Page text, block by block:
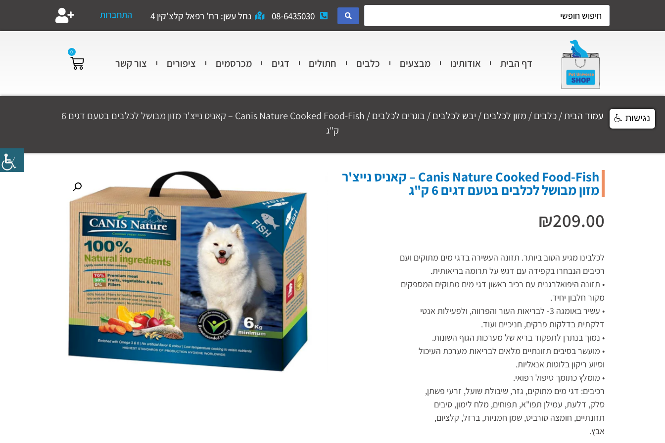
08-6435030 נחל עשן: רח’ רפאל קלצ’קין 4 התחברות
דף הבית אודותינו מבצעים כלבים חתולים דגים מכרסמים ציפורים צור קשר
0
עמוד הבית/כלבים/ מזון לכלבים/ יבש לכלבים/ בוגרים לכלבים
/ Canis Nature Cooked Food-Fish – קאניס נייצ'ר מזון מבושל לכלבים בטעם דגים 6
ק"ג
Canis Nature Cooked Food-Fish – קאניס נייצ'ר
מזון מבושל לכלבים בטעם דגים 6 ק"ג
₪209.00
לכלבינו מגיע הטוב ביותר. תזונה העשירה בדגי מים מתוקים ועם
רכיבים הנבחרו בקפידה עם דגש על תרומה בריאותית.
• תזונה היפואלרגנית עם רכיב ראשון דגי מים מתוקים המספקים
מקור חלבון יחיד.
• עשיר באומגה 3- לבריאות העור והפרווה, ולפעילות אנטי
דלקתית בדלקות פרקים, חניכיים ועוד.
• נמוך בנתרן לתפקוד בריא של מערכות הגוף השונות.
• מועשר בסיבים תזונתיים מלאים לבריאות מערכת העיכול
וסיוע ריקון בלוטות אנאליות.
• מומלץ כתומך טיפול רפואי.
רכיבים: דגי מים מתוקים, גזר, שיבולת שועל, זרעי פשתן,
סלק, דלעת, עמילן תפו"א, תפוחים, מלח לימון, סיבים
תזונתיים, חומצה סורביט, שמן חמניות, ברזל, קלציום,
אבץ.
נגישות